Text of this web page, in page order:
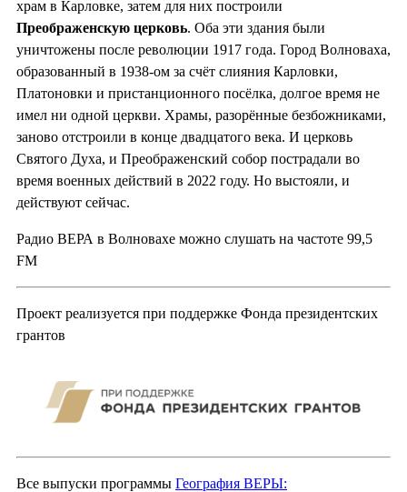
храм в Карловке, затем для них построили
Преображенскую церковь. Оба эти здания были
уничтожены после революции 1917 года. Город Волноваха,
образованный в 1938-ом за счёт слияния Карловки,
Платоновки и пристанционного посёлка, долгое время не
имел ни одной церкви. Храмы, разорённые безбожниками,
заново отстроили в конце двадцатого века. И церковь
Святого Духа, и Преображенский собор пострадали во
время военных действий в 2022 году. Но выстояли, и
действуют сейчас.
Радио ВЕРА в Волновахе можно слушать на частоте 99,5
FM
Проект реализуется при поддержке Фонда президентских
грантов
Все выпуски программы География ВЕРЫ: